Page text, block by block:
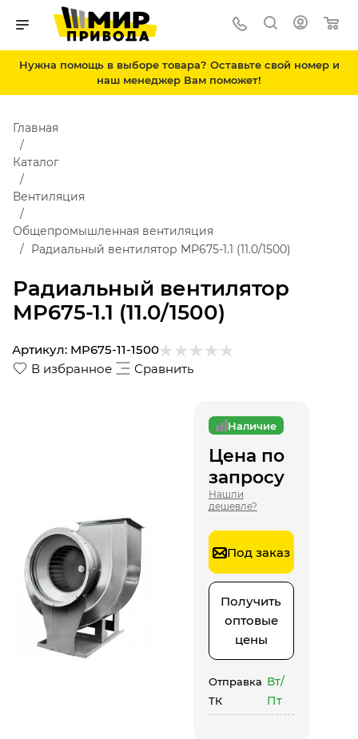
Нужна помощь в выборе товара? Оставьте свой номер и
наш менеджер Вам поможет!
Радиальный вентилятор
MP675-1.1 (11.0/1500)
Главная
Каталог
Вентиляция
Общепромышленная вентиляция
Радиальный вентилятор MP675-1.1 (11.0/1500)
В избранное Сравнить
Артикул: MP675-11-1500
Наличие
Цена по
запросу
Нашли
дешевле?
Под заказ
Получить
оптовые
цены
Отправка
ТК
Вт/
Пт